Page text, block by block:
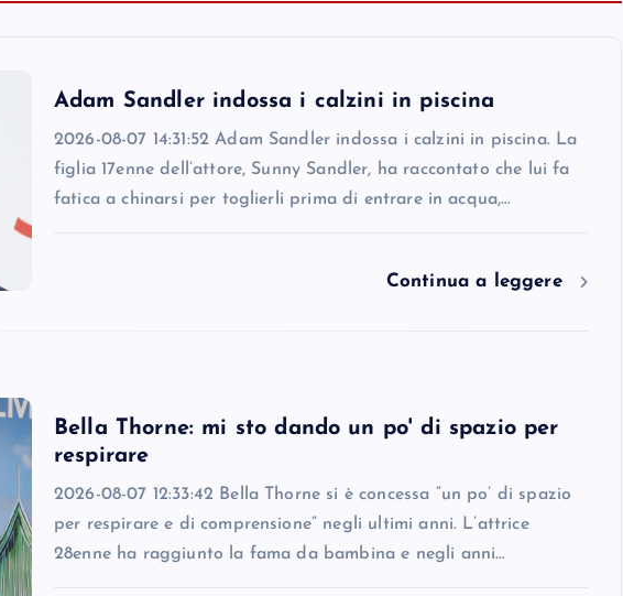
Adam Sandler indossa i calzini in piscina
2026-08-07 14:31:52 Adam Sandler indossa i calzini in piscina. La
figlia 17enne dell’attore, Sunny Sandler, ha raccontato che lui fa
fatica a chinarsi per toglierli prima di entrare in acqua,…
Continua a leggere
Bella Thorne: mi sto dando un po' di spazio per
respirare
2026-08-07 12:33:42 Bella Thorne si è concessa “un po’ di spazio
per respirare e di comprensione” negli ultimi anni. L’attrice
28enne ha raggiunto la fama da bambina e negli anni…